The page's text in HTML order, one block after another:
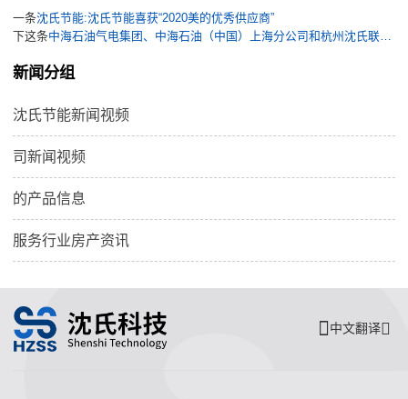
一条沈氏节能:沈氏节能喜获“2020美的优秀供应商”
下这条
中海石油气电集团、中海石油（中国）上海分公司和杭州沈氏联合研制的“海洋油气领域用微通道高效紧凑换热器（PCHE）”工程样机通过鉴定
新闻分组
沈氏节能新闻视频
司新闻视频
的产品信息
服务行业房产资讯
中文翻译